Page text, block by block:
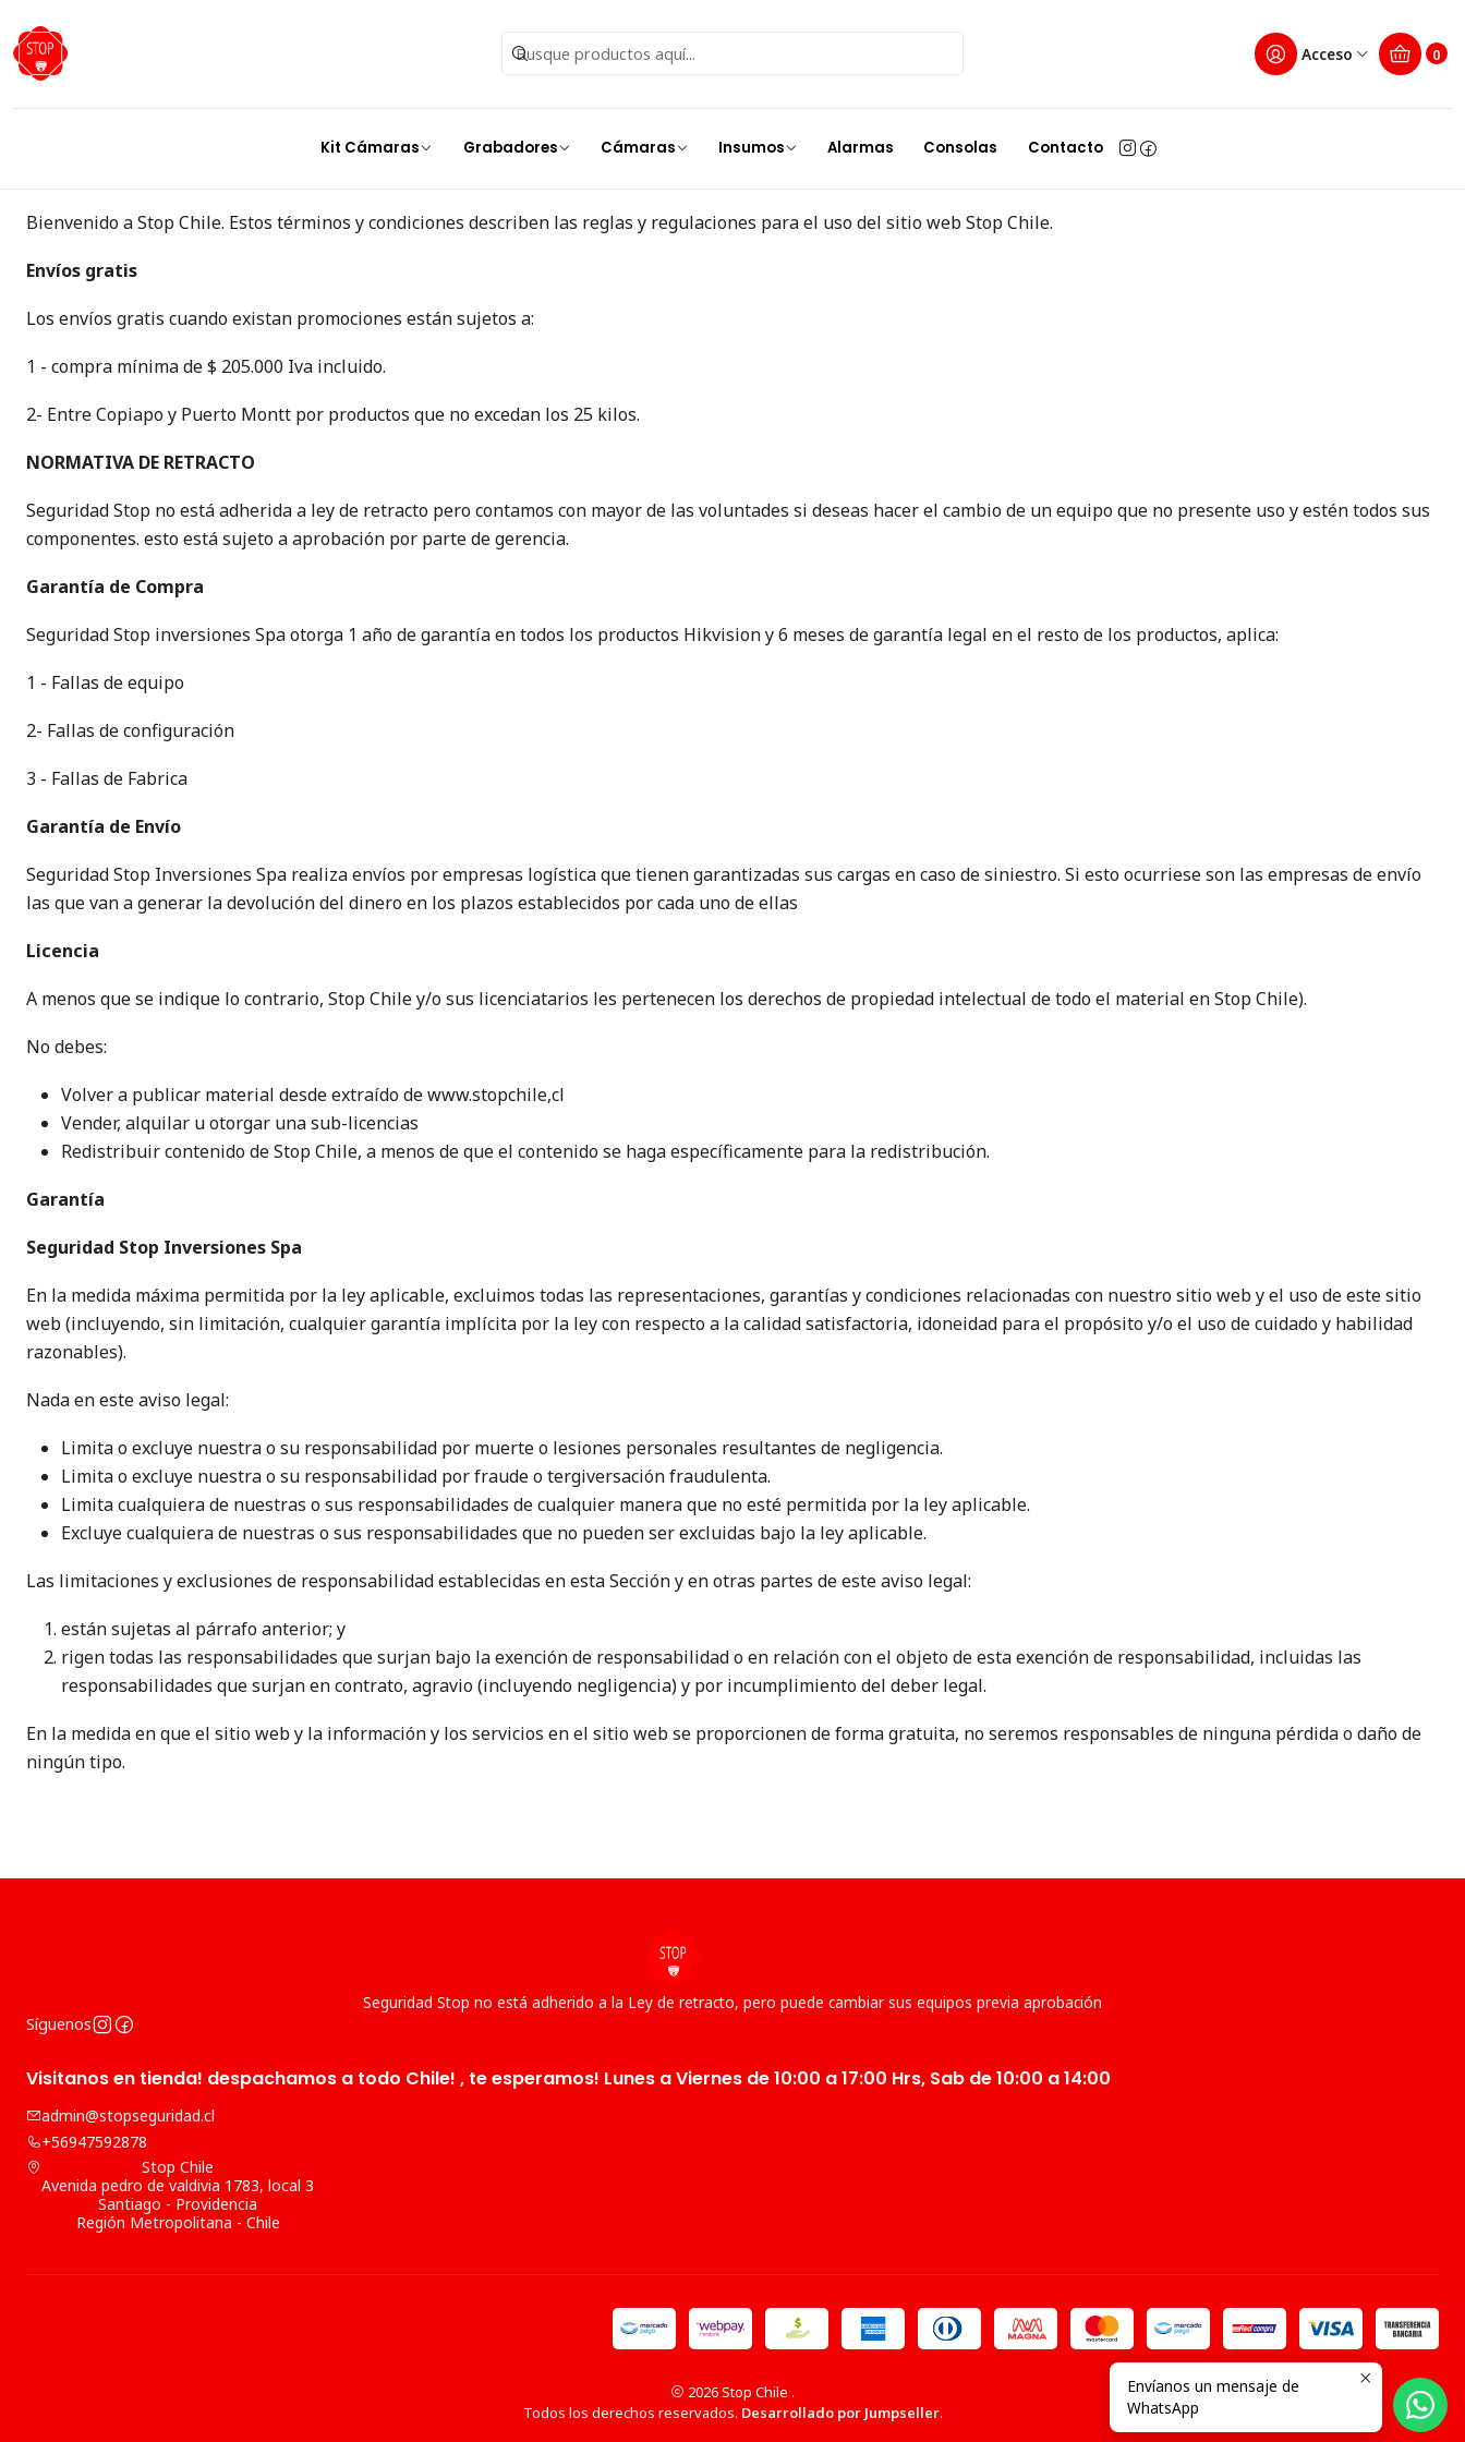
Acceso 0
Kit Cámaras Grabadores Cámaras Insumos Alarmas Consolas Contacto
Política de reembolso
Bienvenido a Stop Chile. Estos términos y condiciones describen las reglas y regulaciones para el uso del sitio web Stop Chile.
Envíos gratis
Los envíos gratis cuando existan promociones están sujetos a:
1 - compra mínima de $ 205.000 Iva incluido.
2- Entre Copiapo y Puerto Montt por productos que no excedan los 25 kilos.
NORMATIVA DE RETRACTO
Seguridad Stop no está adherida a ley de retracto pero contamos con mayor de las voluntades si deseas hacer el cambio de un equipo que no presente uso y estén todos sus
componentes. esto está sujeto a aprobación por parte de gerencia.
Garantía de Compra
Seguridad Stop inversiones Spa otorga 1 año de garantía en todos los productos Hikvision y 6 meses de garantía legal en el resto de los productos, aplica:
1 - Fallas de equipo
2- Fallas de configuración
3 - Fallas de Fabrica
Garantía de Envío
Seguridad Stop Inversiones Spa realiza envíos por empresas logística que tienen garantizadas sus cargas en caso de siniestro. Si esto ocurriese son las empresas de envío
las que van a generar la devolución del dinero en los plazos establecidos por cada uno de ellas
Licencia
A menos que se indique lo contrario, Stop Chile y/o sus licenciatarios les pertenecen los derechos de propiedad intelectual de todo el material en Stop Chile).
No debes:
Volver a publicar material desde extraído de www.stopchile,cl
Vender, alquilar u otorgar una sub-licencias
Redistribuir contenido de Stop Chile, a menos de que el contenido se haga específicamente para la redistribución.
Garantía
Seguridad Stop Inversiones Spa
En la medida máxima permitida por la ley aplicable, excluimos todas las representaciones, garantías y condiciones relacionadas con nuestro sitio web y el uso de este sitio
web (incluyendo, sin limitación, cualquier garantía implícita por la ley con respecto a la calidad satisfactoria, idoneidad para el propósito y/o el uso de cuidado y habilidad
razonables).
Nada en este aviso legal:
Limita o excluye nuestra o su responsabilidad por muerte o lesiones personales resultantes de negligencia.
Limita o excluye nuestra o su responsabilidad por fraude o tergiversación fraudulenta.
Limita cualquiera de nuestras o sus responsabilidades de cualquier manera que no esté permitida por la ley aplicable.
Excluye cualquiera de nuestras o sus responsabilidades que no pueden ser excluidas bajo la ley aplicable.
Las limitaciones y exclusiones de responsabilidad establecidas en esta Sección y en otras partes de este aviso legal:
están sujetas al párrafo anterior; y
rigen todas las responsabilidades que surjan bajo la exención de responsabilidad o en relación con el objeto de esta exención de responsabilidad, incluidas las
responsabilidades que surjan en contrato, agravio (incluyendo negligencia) y por incumplimiento del deber legal.
En la medida en que el sitio web y la información y los servicios en el sitio web se proporcionen de forma gratuita, no seremos responsables de ninguna pérdida o daño de
ningún tipo.
Seguridad Stop no está adherido a la Ley de retracto, pero puede cambiar sus equipos previa aprobación
Síguenos
Visitanos en tienda! despachamos a todo Chile! , te esperamos! Lunes a Viernes de 10:00 a 17:00 Hrs, Sab de 10:00 a 14:00
admin@stopseguridad.cl
+56947592878
Stop Chile
Avenida pedro de valdivia 1783, local 3
Santiago - Providencia
Región Metropolitana - Chile
2026 Stop Chile .
Todos los derechos reservados. Desarrollado por Jumpseller.
Envíanos un mensaje de
WhatsApp